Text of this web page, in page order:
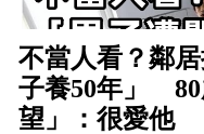
不當人看？鄰
子養50年」 80
望」：很愛他